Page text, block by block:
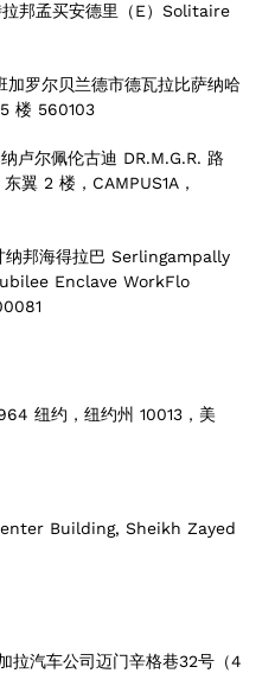
拉邦孟买安德里（E）Solitaire
加罗尔贝兰德市德瓦拉比萨纳哈
楼 560103
卢尔佩伦古迪 DR.M.G.R. 路
翼 2 楼，CAMPUS1A，
纳邦海得拉巴 Serlingampally
Enclave WorkFlo
纽约，纽约州 10013，美
Building, Sheikh Zayed
拉汽车公司迈门辛格巷32号（4